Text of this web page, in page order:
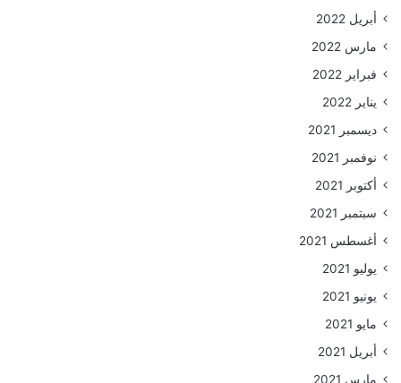
أبريل 2022
مارس 2022
فبراير 2022
يناير 2022
ديسمبر 2021
نوفمبر 2021
أكتوبر 2021
سبتمبر 2021
أغسطس 2021
يوليو 2021
يونيو 2021
مايو 2021
أبريل 2021
مارس 2021